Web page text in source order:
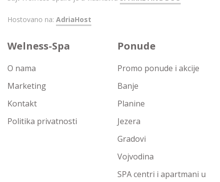
Hostovano na: AdriaHost
Welness-Spa
O nama
Marketing
Kontakt
Politika privatnosti
Ponude
Promo ponude i akcije
Banje
Planine
Jezera
Gradovi
Vojvodina
SPA centri i apartmani u